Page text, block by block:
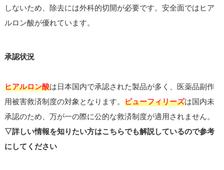
しないため、除去には外科的切開が必要です。安全面ではヒア
ルロン酸が優れています。
承認状況
ヒアルロン酸は日本国内で承認された製品が多く、医薬品副作
用被害救済制度の対象となります。 ピューフィリーズは国内未
承認のため、万が一の際に公的な救済制度が適用されません。
▽詳しい情報を知りたい方はこちらでも解説しているので参考
にしてください